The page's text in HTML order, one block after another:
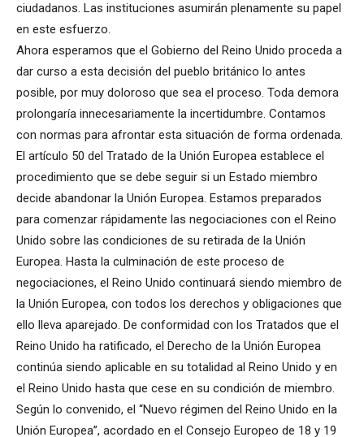
ciudadanos. Las instituciones asumirán plenamente su papel
en este esfuerzo.
Ahora esperamos que el Gobierno del Reino Unido proceda a
dar curso a esta decisión del pueblo británico lo antes
posible, por muy doloroso que sea el proceso. Toda demora
prolongaría innecesariamente la incertidumbre. Contamos
con normas para afrontar esta situación de forma ordenada.
El artículo 50 del Tratado de la Unión Europea establece el
procedimiento que se debe seguir si un Estado miembro
decide abandonar la Unión Europea. Estamos preparados
para comenzar rápidamente las negociaciones con el Reino
Unido sobre las condiciones de su retirada de la Unión
Europea. Hasta la culminación de este proceso de
negociaciones, el Reino Unido continuará siendo miembro de
la Unión Europea, con todos los derechos y obligaciones que
ello lleva aparejado. De conformidad con los Tratados que el
Reino Unido ha ratificado, el Derecho de la Unión Europea
continúa siendo aplicable en su totalidad al Reino Unido y en
el Reino Unido hasta que cese en su condición de miembro.
Según lo convenido, el “Nuevo régimen del Reino Unido en la
Unión Europea”, acordado en el Consejo Europeo de 18 y 19